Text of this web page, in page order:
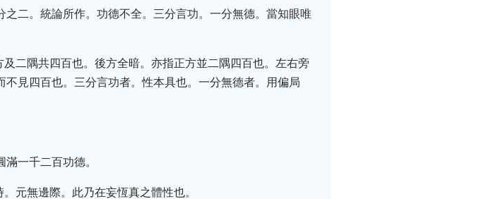
二。統論所作。功德不全。三分言功。一分無德。當知眼唯
二隅共四百也。後方全暗。亦指正方並二隅四百也。左右旁
見四百也。三分言功者。性本具也。一分無德者。用偏局
一千二百功德。
元無邊際。此乃在妄恆真之體性也。